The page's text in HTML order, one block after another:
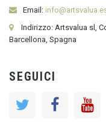
Email:
Indirizzo: Artsvalua sl,
Barcellona, Spagna
SEGUICI